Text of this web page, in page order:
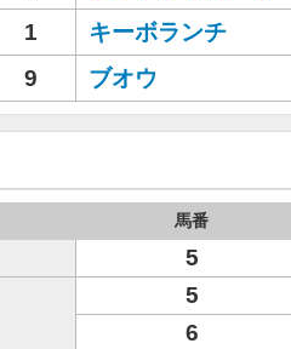
1 キーボランチ
9 ブオウ
馬番
5
5
6